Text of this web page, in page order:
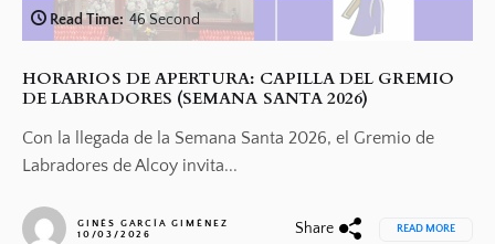
Read Time: 46 Second
HORARIOS DE APERTURA: CAPILLA DEL GREMIO
DE LABRADORES (SEMANA SANTA 2026)
Con la llegada de la Semana Santa 2026, el Gremio de
Labradores de Alcoy invita...
GINÉS GARCÍA GIMÉNEZ
10/03/2026
Share READ MORE